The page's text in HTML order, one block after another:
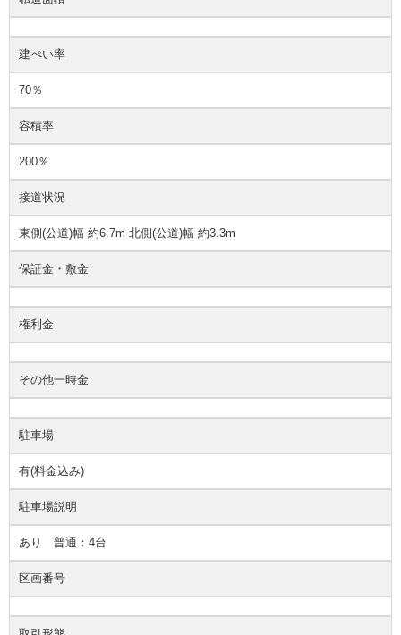
建ぺい率
70％
容積率
200％
接道状況
東側(公道)幅 約6.7m 北側(公道)幅 約3.3m
保証金・敷金
権利金
その他一時金
駐車場
有(料金込み)
駐車場説明
あり 普通：4台
区画番号